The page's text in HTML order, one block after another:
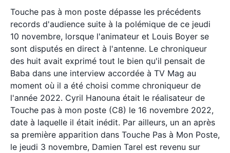
Touche pas à mon poste dépasse les précédents
records d'audience suite à la polémique de ce jeudi
10 novembre, lorsque l'animateur et Louis Boyer se
sont disputés en direct à l'antenne. Le chroniqueur
des huit avait exprimé tout le bien qu'il pensait de
Baba dans une interview accordée à TV Mag au
moment où il a été choisi comme chroniqueur de
l'année 2022. Cyril Hanouna était le réalisateur de
Touche pas à mon poste (C8) le 16 novembre 2022,
date à laquelle il était inédit. Par ailleurs, un an après
sa première apparition dans Touche Pas à Mon Poste,
le jeudi 3 novembre, Damien Tarel est revenu sur